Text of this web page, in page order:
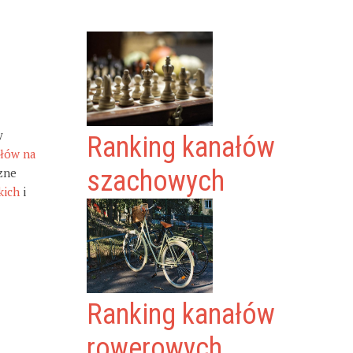
na
i
Ranking kanałów
szachowych
Ranking kanałów